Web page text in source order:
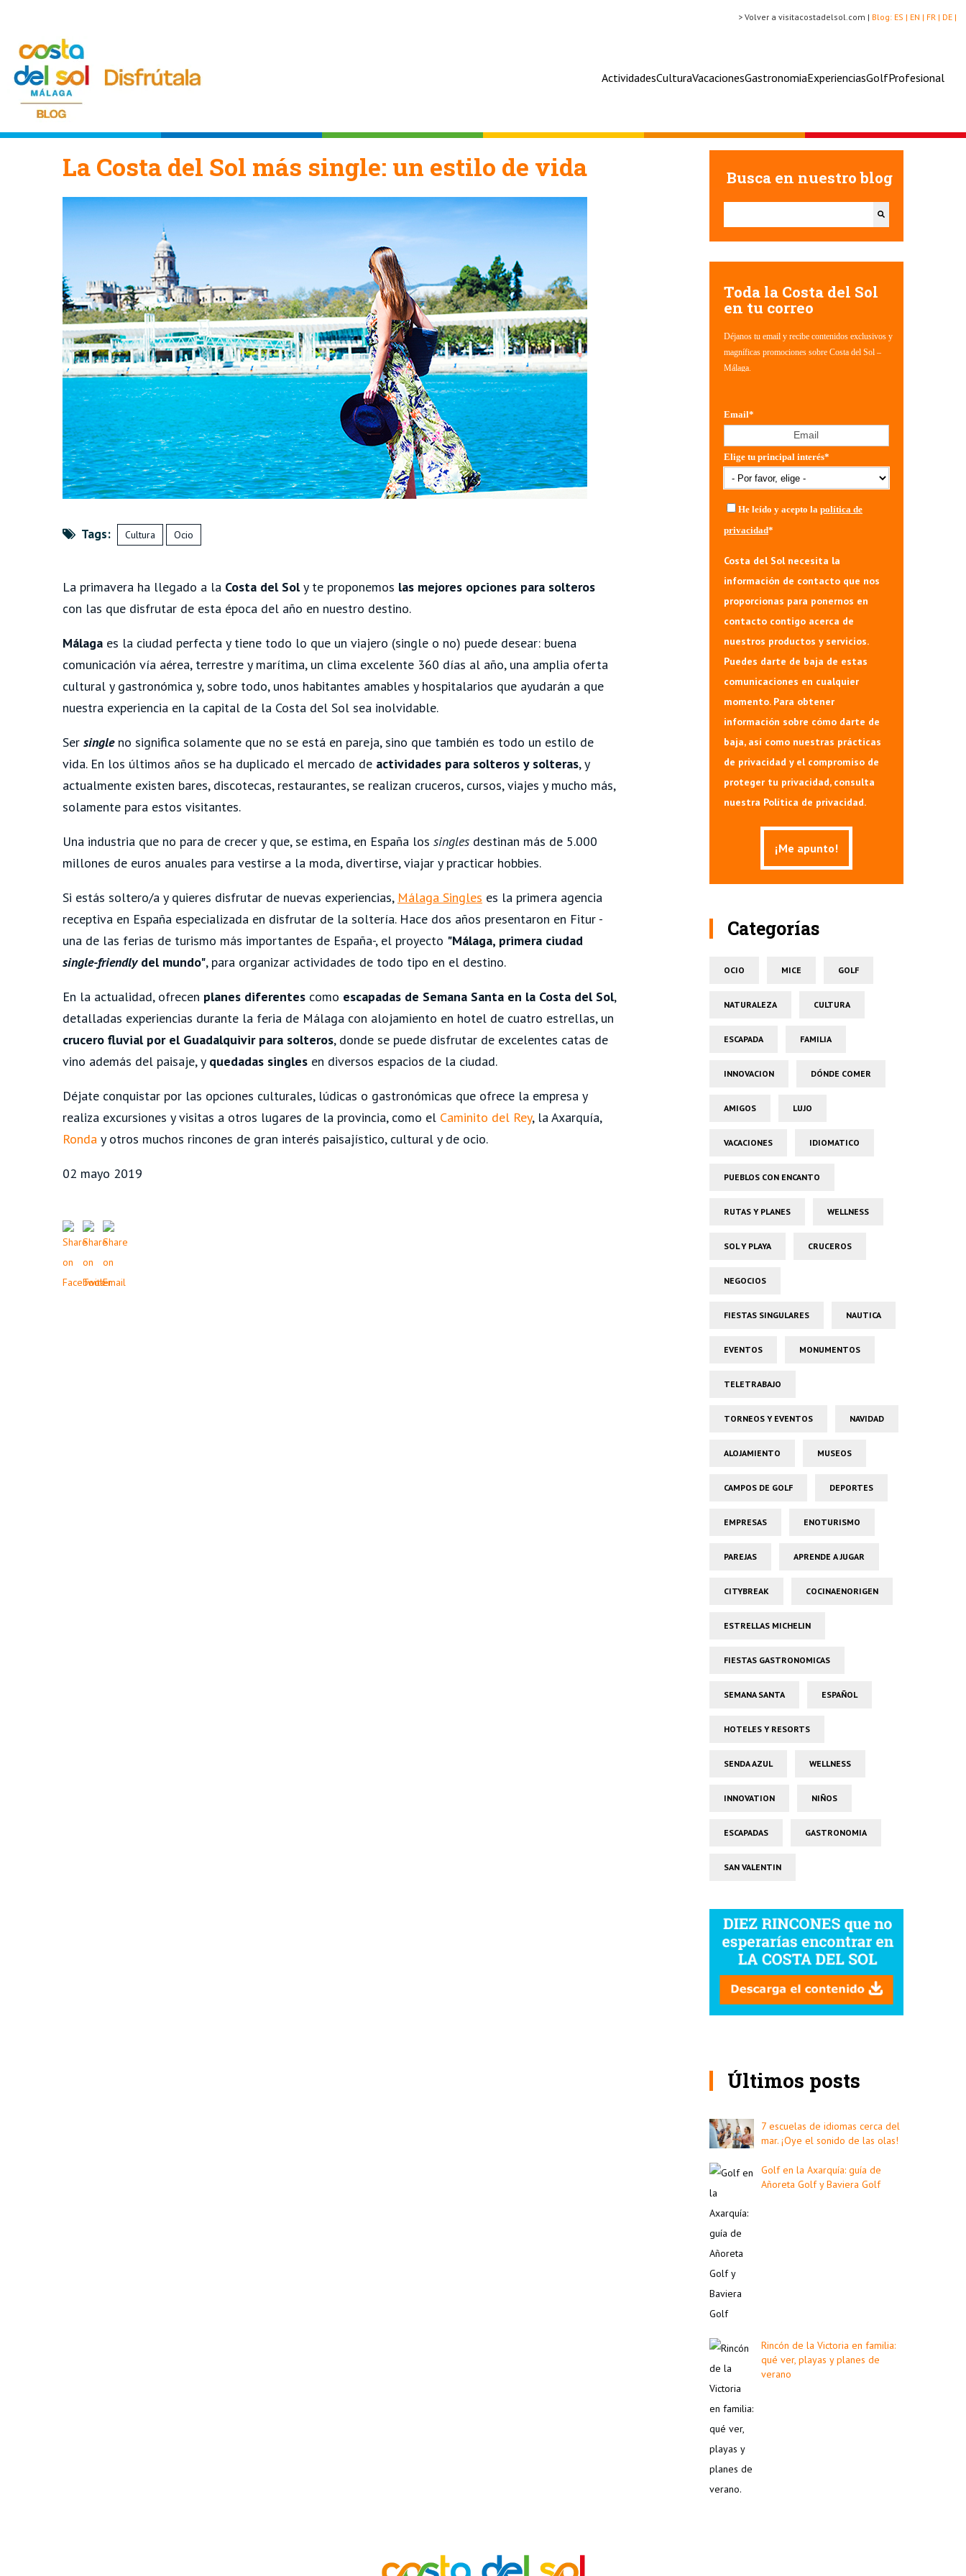
DE |
FR |
EN |
ES |
Blog:
> Volver a visitacostadelsol.com |
ActividadesCulturaVacacionesGastronomiaExperienciasGolfProfesional
La Costa del Sol más single: un estilo de vida
Tags: Cultura Ocio
La primavera ha llegado a la Costa del Soly te proponemos las mejores opciones para solteros
con las que disfrutar de esta época del año en nuestro destino.
Málaga es la ciudad perfecta y tiene todo lo que un viajero (single o no) puede desear: buena
comunicación vía aérea, terrestre y marítima, un clima excelente 360 días al año, una amplia oferta
cultural y gastronómica y, sobre todo, unos habitantes amables y hospitalarios que ayudarán a que
nuestra experiencia en la capital de la Costa del Sol sea inolvidable.
Ser single no significa solamente que no se está en pareja, sino que también es todo un estilo de
vida. En los últimos años se ha duplicado el mercado de actividades para solteros y solteras, y
actualmente existen bares, discotecas, restaurantes, se realizan cruceros, cursos, viajes y mucho más,
solamente para estos visitantes.
Una industria que no para de crecer y que, se estima, en España los singles destinan más de 5.000
millones de euros anuales para vestirse a la moda, divertirse, viajar y practicar hobbies.
Si estás soltero/a y quieres disfrutar de nuevas experiencias, Málaga Singles es la primera agencia
receptiva en España especializada en disfrutar de la soltería. Hace dos años presentaron en Fitur -
una de las ferias de turismo más importantes de España-, el proyecto "Málaga, primera ciudad
single-friendlydel mundo", para organizar actividades de todo tipo en el destino.
En la actualidad, ofrecen planes diferentes como escapadas de Semana Santa en la Costa del Sol,
detalladas experiencias durante la feria de Málaga con alojamiento en hotel de cuatro estrellas, un
crucero fluvial por el Guadalquivir para solteros, donde se puede disfrutar de excelentes catas de
vino además del paisaje, y quedadas singles en diversos espacios de la ciudad.
Déjate conquistar por las opciones culturales, lúdicas o gastronómicas que ofrece la empresa y
realiza excursiones y visitas a otros lugares de la provincia, como el Caminito del Rey, la Axarquía,
Ronda y otros muchos rincones de gran interés paisajístico, cultural y de ocio.
02 mayo 2019
Busca en nuestro blog
Esto es un campo de búsqueda con una función de
Toda la Costa del Sol
en tu correo
Déjanos tu email y recibe contenidos exclusivos y
magníficas promociones sobre Costa del Sol –
Málaga.
Email*
Elige tu principal interés*
He leído y acepto la política de
privacidad*
Costa del Sol necesita la
información de contacto que nos
proporcionas para ponernos en
contacto contigo acerca de
nuestros productos y servicios.
Puedes darte de baja de estas
comunicaciones en cualquier
momento. Para obtener
información sobre cómo darte de
baja, así como nuestras prácticas
de privacidad y el compromiso de
proteger tu privacidad, consulta
nuestra Política de privacidad.
Categorías
OCIO MICE GOLF
NATURALEZA CULTURA
ESCAPADA FAMILIA
INNOVACION DÓNDE COMER
AMIGOS LUJO
VACACIONES IDIOMATICO
PUEBLOS CON ENCANTO
RUTAS Y PLANES WELLNESS
SOL Y PLAYA CRUCEROS
NEGOCIOS
FIESTAS SINGULARES NAUTICA
EVENTOS MONUMENTOS
TELETRABAJO
TORNEOS Y EVENTOS NAVIDAD
ALOJAMIENTO MUSEOS
CAMPOS DE GOLF DEPORTES
EMPRESAS ENOTURISMO
PAREJAS APRENDE A JUGAR
CITYBREAK COCINAENORIGEN
ESTRELLAS MICHELIN
FIESTAS GASTRONOMICAS
SEMANA SANTA ESPAÑOL
HOTELES Y RESORTS
SENDA AZUL WELLNESS
INNOVATION NIÑOS
ESCAPADAS GASTRONOMIA
SAN VALENTIN
Últimos posts
7 escuelas de idiomas cerca del
mar. ¡Oye el sonido de las olas!
Golf en la Axarquía: guía de
Añoreta Golf y Baviera Golf
Rincón de la Victoria en familia:
qué ver, playas y planes de
verano